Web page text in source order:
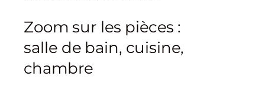
Zoom sur les pièces :
salle de bain, cuisine,
chambre